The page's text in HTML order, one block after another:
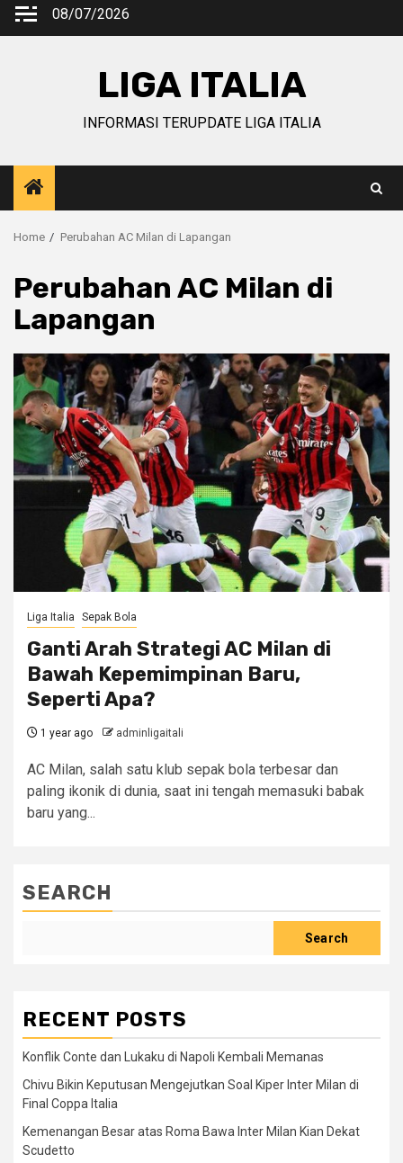
Skip
08/07/2026
LIGA ITALIA
INFORMASI TERUPDATE LIGA ITALIA
Home Perubahan AC Milan di Lapangan
Perubahan AC Milan di
Lapangan
Liga Italia Sepak Bola
Ganti Arah Strategi AC Milan di
Bawah Kepemimpinan Baru,
Seperti Apa?
1 year ago adminligaitali
AC Milan, salah satu klub sepak bola terbesar dan
paling ikonik di dunia, saat ini tengah memasuki babak
baru yang...
SEARCH
Search
RECENT POSTS
Konflik Conte dan Lukaku di Napoli Kembali Memanas
Chivu Bikin Keputusan Mengejutkan Soal Kiper Inter Milan di
Final Coppa Italia
Kemenangan Besar atas Roma Bawa Inter Milan Kian Dekat
Scudetto